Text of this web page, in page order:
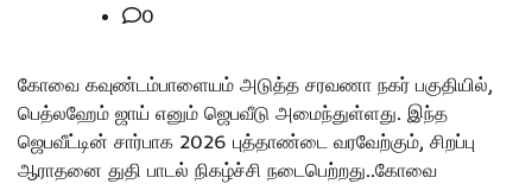
0
கோவை கவுண்டம்பாளையம் அடுத்த சரவணா நகர் பகுதியில்,
பெத்லஹேம் ஜாய் எனும் ஜெபவீடு அமைந்துள்ளது. இந்த
ஜெபவீட்டின் சார்பாக 2026 புத்தாண்டை வரவேற்கும், சிறப்பு
ஆராதனை துதி பாடல் நிகழ்ச்சி நடைபெற்றது..கோவை